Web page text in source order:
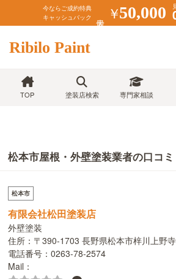
今ならご成約特典
キャッシュバック
￥50,000
Ribilo Paint
TOP 塗装店検索 専門家相談
松本市屋根・外壁塗装業者の口コ
松本市
有限会社松田塗装店
外壁塗装
住所：〒390-1703 長野県松本市梓川上野
電話番号：0263-78-2574
Mail：